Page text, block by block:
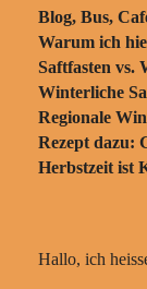
Blog, Bus,
Warum ich
Saftfasten vs.
Winterliche
Regionale
Rezept dazu:
Herbstzeit ist
Hallo, ich